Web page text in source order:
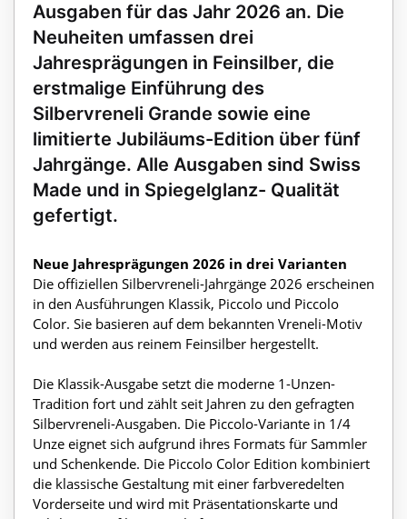
Ausgaben für das Jahr 2026 an. Die
Neuheiten umfassen drei
Jahresprägungen in Feinsilber, die
erstmalige Einführung des
Silbervreneli Grande sowie eine
limitierte Jubiläums-Edition über fünf
Jahrgänge. Alle Ausgaben sind Swiss
Made und in Spiegelglanz- Qualität
gefertigt.
Neue Jahresprägungen 2026 in drei Varianten
Die offiziellen Silbervreneli-Jahrgänge 2026 erscheinen
in den Ausführungen Klassik, Piccolo und Piccolo
Color. Sie basieren auf dem bekannten Vreneli-Motiv
und werden aus reinem Feinsilber hergestellt.
Die Klassik-Ausgabe setzt die moderne 1-Unzen-
Tradition fort und zählt seit Jahren zu den gefragten
Silbervreneli-Ausgaben. Die Piccolo-Variante in 1/4
Unze eignet sich aufgrund ihres Formats für Sammler
und Schenkende. Die Piccolo Color Edition kombiniert
die klassische Gestaltung mit einer farbveredelten
Vorderseite und wird mit Präsentationskarte und